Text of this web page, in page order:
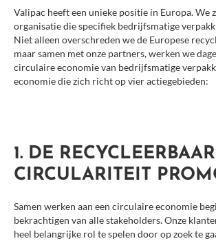
Factuur simulator
Circulaire economie vergemakkelijken
De recycleerbaarheid en circulariteit promoten
De selectieve inzameling aanmoedigen
Afval sorteren in je bedrijf
Afval sorteren
Bedrijfsavalproductie
Over Valipac
Valipac heeft een unieke positie in Europa. We
organisatie die specifiek bedrijfsmatige
Niet alleen overschreden we de Europese
maar samen met onze partners, werken we
circulaire economie van bedrijfsmatige
economie die zich richt op vier actiegebieden:
1. DE
CIRCULARITEIT
Samen werken aan een circulaire economie
bekrachtigen van alle stakeholders. Onze
heel belangrijke rol te spelen door op zoek te